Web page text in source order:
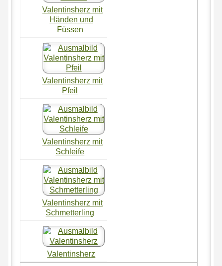
Valentinsherz mit
Händen und
Füssen
Valentinsherz mit
Pfeil
Valentinsherz mit
Schleife
Valentinsherz mit
Schmetterling
Valentinsherz